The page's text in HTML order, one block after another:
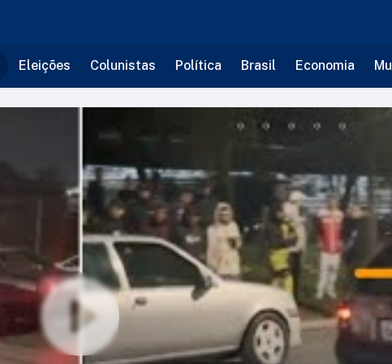
Eleições Colunistas Política Brasil Economia